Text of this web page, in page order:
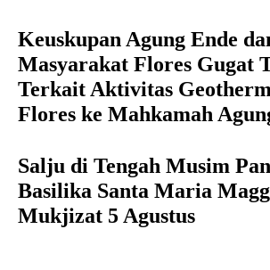
Keuskupan Agung Ende
Masyarakat Flores Gugat
Terkait Aktivitas
Flores ke Mahkamah
Salju di Tengah Musim
Basilika Santa Maria
Mukjizat 5 Agustus